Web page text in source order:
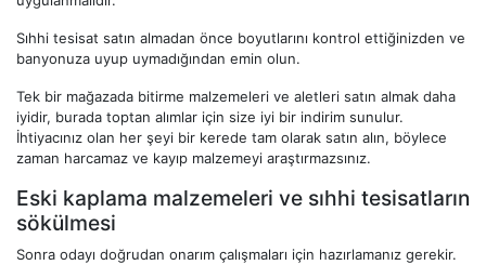
Sıhhi tesisat satın almadan önce boyutlarını kontrol ettiğinizden ve
banyonuza uyup uymadığından emin olun.
Tek bir mağazada bitirme malzemeleri ve aletleri satın almak daha
iyidir, burada toptan alımlar için size iyi bir indirim sunulur.
İhtiyacınız olan her şeyi bir kerede tam olarak satın alın, böylece
zaman harcamaz ve kayıp malzemeyi araştırmazsınız.
Eski kaplama malzemeleri ve sıhhi tesisatların
sökülmesi
Sonra odayı doğrudan onarım çalışmaları için hazırlamanız gerekir.